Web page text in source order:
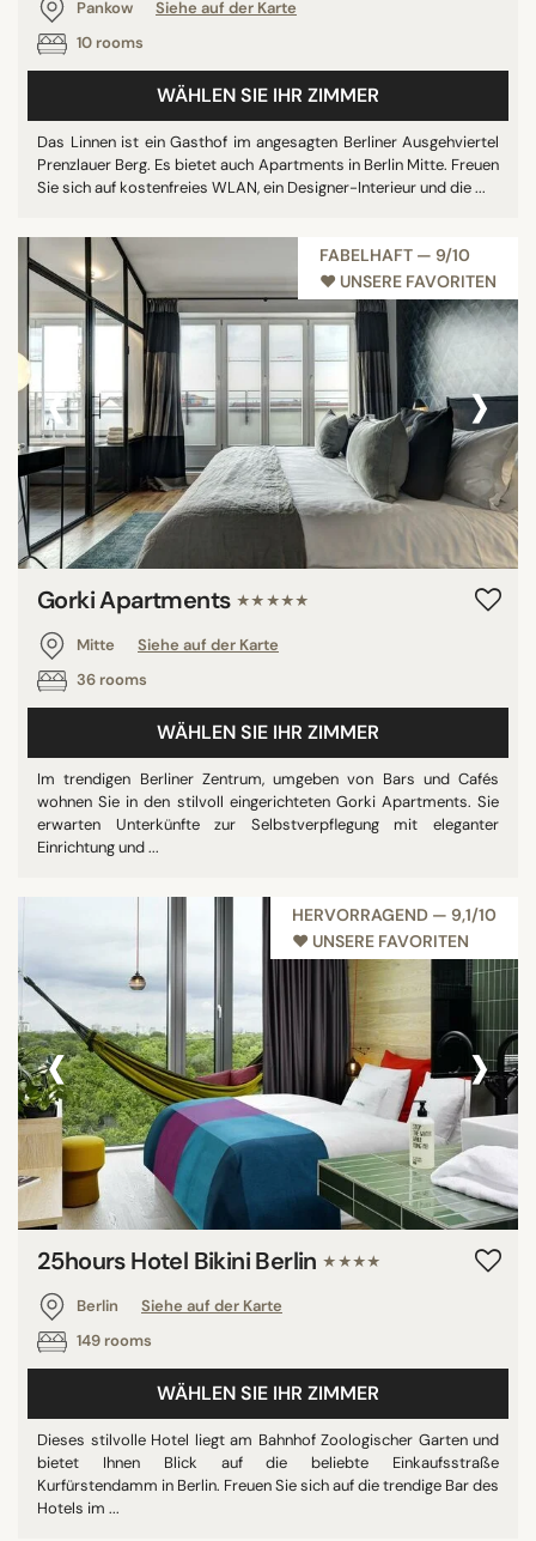
Pankow
Siehe auf der Karte
10 rooms
WÄHLEN SIE IHR ZIMMER
Das Linnen ist ein Gasthof im angesagten Berliner Ausgehviertel
Prenzlauer Berg. Es bietet auch Apartments in Berlin Mitte. Freuen
Sie sich auf kostenfreies WLAN, ein Designer-Interieur und die ...
FABELHAFT — 9/10
♥︎ UNSERE FAVORITEN
‹ ›
Gorki Apartments ★★★★★
Mitte
Siehe auf der Karte
36 rooms
WÄHLEN SIE IHR ZIMMER
Im trendigen Berliner Zentrum, umgeben von Bars und Cafés
wohnen Sie in den stilvoll eingerichteten Gorki Apartments. Sie
erwarten Unterkünfte zur Selbstverpflegung mit eleganter
Einrichtung und ...
HERVORRAGEND — 9,1/10
♥︎ UNSERE FAVORITEN
‹ ›
25hours Hotel Bikini Berlin ★★★★
Berlin
Siehe auf der Karte
149 rooms
WÄHLEN SIE IHR ZIMMER
Dieses stilvolle Hotel liegt am Bahnhof Zoologischer Garten und
bietet Ihnen Blick auf die beliebte Einkaufsstraße
Kurfürstendamm in Berlin. Freuen Sie sich auf die trendige Bar des
Hotels im ...